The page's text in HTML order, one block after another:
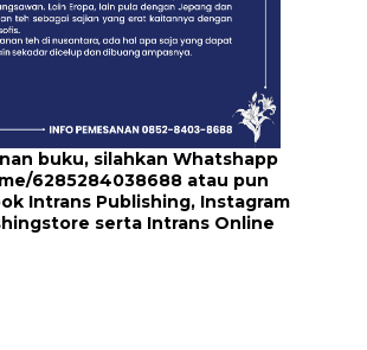
buku, silahkan Whatshapp
6285284038688 atau pun
Intrans Publishing, Instagram
serta Intrans Online